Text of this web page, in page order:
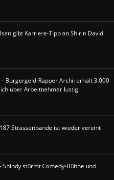
gibt Karriere-Tipp an Shirin David
Bürgergeld-Rapper Archii erhält 3.000
über Arbeitnehmer lustig
Strassenbande ist wieder vereint
Shindy stürmt Comedy-Bühne und